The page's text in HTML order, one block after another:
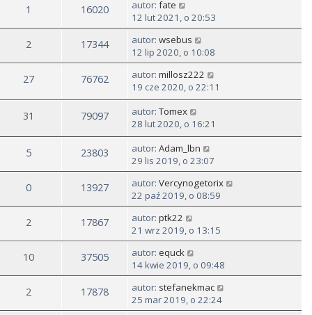
1 16020 autor: fate
12 lut 2021, o 20:53
2 17344 autor: wsebus
12 lip 2020, o 10:08
27 76762 autor: millosz222
19 cze 2020, o 22:11
31 79097 autor: Tomex
28 lut 2020, o 16:21
5 23803 autor: Adam_lbn
29 lis 2019, o 23:07
0 13927 autor: Vercynogetorix
22 paź 2019, o 08:59
2 17867 autor: ptk22
21 wrz 2019, o 13:15
10 37505 autor: equck
14 kwie 2019, o 09:48
2 17878 autor: stefanekmac
25 mar 2019, o 22:24